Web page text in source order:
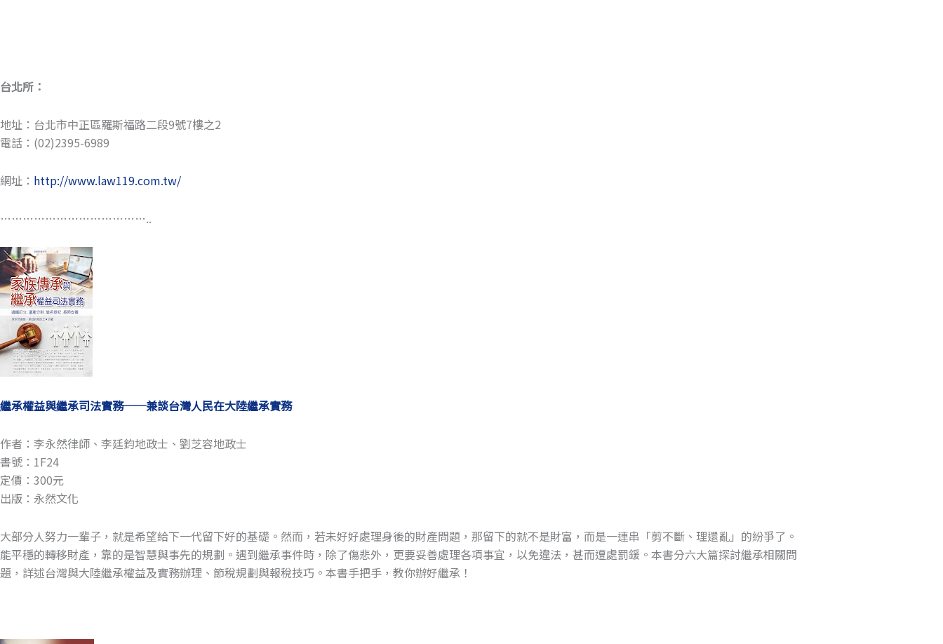
台北所：
地址：台北市中正區羅斯福路二段9號7樓之2
電話：(02)2395-6989
網址： http://www.law119.com.tw/
…………………………………..
繼承權益與繼承司法實務──兼談台灣人民在大陸繼承實務
作者：李永然律師、李廷鈞地政士、劉芝容地政士
書號：1F24
定價：300元
出版：永然文化
大部分人努力一輩子，就是希望給下一代留下好的基礎。然而，若未好好處理身後的財產問題，那留下的就不是財富，而是一連串「剪不斷、理還亂」的紛爭了。
能平穩的轉移財產，靠的是智慧與事先的規劃。遇到繼承事件時，除了傷悲外，更要妥善處理各項事宜，以免違法，甚而遭處罰鍰。本書分六大篇探討繼承相關問
題，詳述台灣與大陸繼承權益及實務辦理、節稅規劃與報稅技巧。本書手把手，教你辦好繼承！